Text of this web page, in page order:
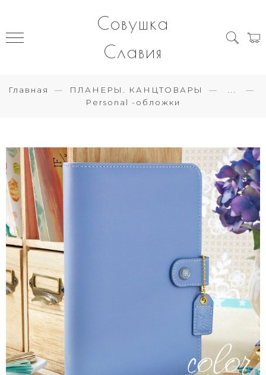
Совушка
Славия
Главная ПЛАНЕРЫ. КАНЦТОВАРЫ
Personal -обложки